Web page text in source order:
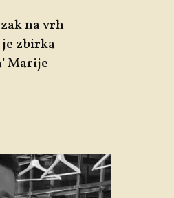
na vrh
zbirka
Marije